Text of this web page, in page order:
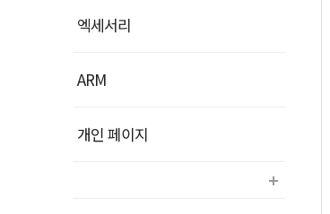
엑세서리
ARM
개인 페이지